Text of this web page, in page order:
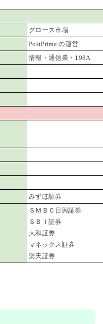
グロース市場
PostPrime の運営
情報・通信業・198A
みずほ証券
ＳＭＢＣ日興証券
ＳＢＩ証券
大和証券
マネックス証券
楽天証券